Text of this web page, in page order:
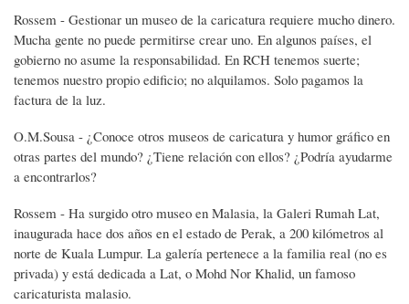
Rossem - Gestionar un museo de la caricatura requiere mucho dinero.
Mucha gente no puede permitirse crear uno. En algunos países, el
gobierno no asume la responsabilidad. En RCH tenemos suerte;
tenemos nuestro propio edificio; no alquilamos. Solo pagamos la
factura de la luz.
O.M.Sousa - ¿Conoce otros museos de caricatura y humor gráfico en
otras partes del mundo? ¿Tiene relación con ellos? ¿Podría ayudarme
a encontrarlos?
Rossem - Ha surgido otro museo en Malasia, la Galeri Rumah Lat,
inaugurada hace dos años en el estado de Perak, a 200 kilómetros al
norte de Kuala Lumpur. La galería pertenece a la familia real (no es
privada) y está dedicada a Lat, o Mohd Nor Khalid, un famoso
caricaturista malasio.